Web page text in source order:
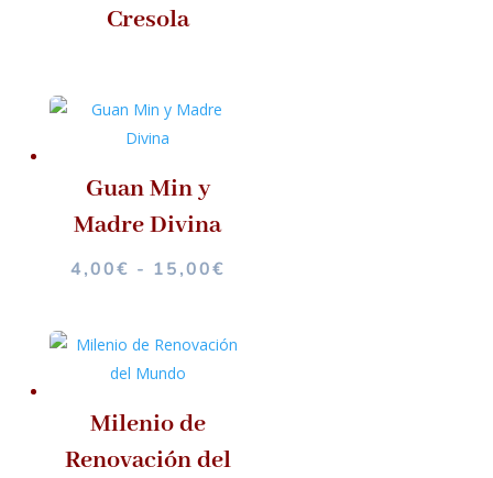
Cresola
Guan Min y
Madre Divina
4,00€ - 15,00€
DESDE
Milenio de
Renovación del